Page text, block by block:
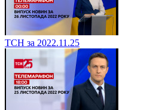
ТСН за 2022.11.25